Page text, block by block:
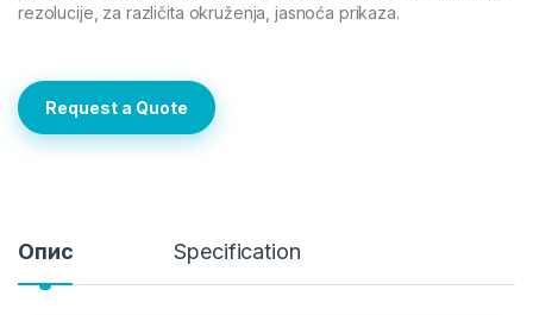
rezolucije, za različita okruženja, jasnoća prikaza.
Request a Quote
Опис Specification